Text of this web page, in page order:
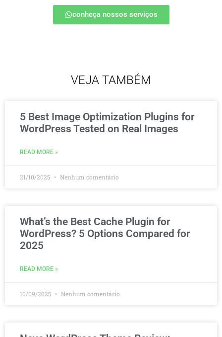
conheça nossos serviços
VEJA TAMBÉM
5 Best Image Optimization Plugins for
WordPress Tested on Real Images
READ MORE »
21/10/2025 Nenhum comentário
What’s the Best Cache Plugin for
WordPress? 5 Options Compared for
2025
READ MORE »
10/09/2025 Nenhum comentário